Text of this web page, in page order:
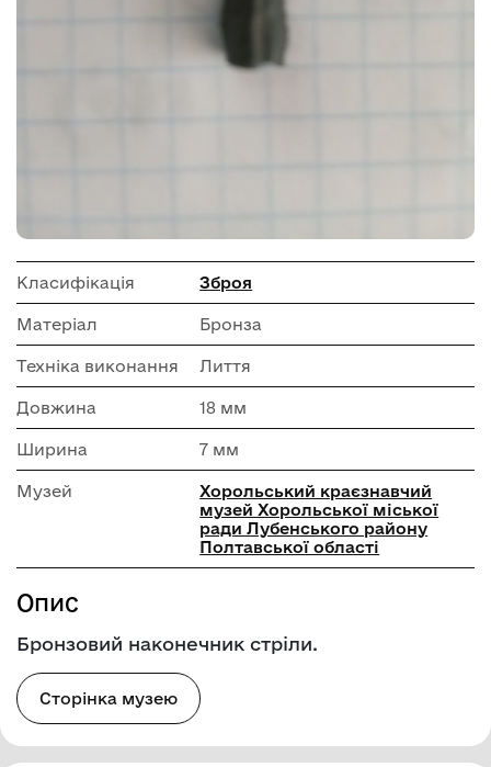
Класифікація Зброя
Матеріал Бронза
Техніка виконання Лиття
Довжина 18 мм
Ширина 7 мм
Музей
Хорольський краєзнавчий
музей Хорольської міської
ради Лубенського району
Полтавської області
Опис
Бронзовий наконечник стріли.
Сторінка музею